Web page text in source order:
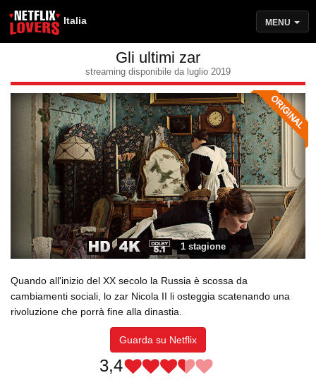
Italia MENU
Gli ultimi zar
streaming disponibile da luglio 2019
1 stagione
Quando all'inizio del XX secolo la Russia è scossa da
cambiamenti sociali, lo zar Nicola II li osteggia scatenando una
rivoluzione che porrà fine alla dinastia.
Guarda su Netflix
3,4